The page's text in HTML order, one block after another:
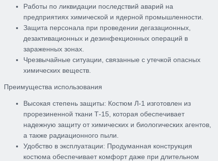
Работы по ликвидации последствий аварий на
предприятиях химической и ядерной промышленности.
Защита персонала при проведении дегазационных,
дезактивационных и дезинфекционных операций в
зараженных зонах.
Чрезвычайные ситуации, связанные с утечкой опасных
химических веществ.
Преимущества использования
Высокая степень защиты: Костюм Л-1 изготовлен из
прорезиненной ткани Т-15, которая обеспечивает
надежную защиту от химических и биологических агентов,
а также радиационного пыли.
Удобство в эксплуатации: Продуманная конструкция
костюма обеспечивает комфорт даже при длительном